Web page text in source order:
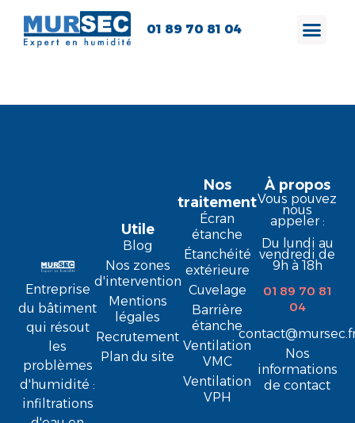
01 89 70 81 04
Entreprise
du bâtiment
qui résout
les
problèmes
d'humidité :
infiltrations
Nos
traitement
Écran
étanche
Étanchéité
extérieure
Cuvelage
Barrière
étanche
Ventilation
VMC
Ventilation
VPH
Utile
Blog
Nos zones
d'intervention
Mentions
légales
Recrutement
Plan du site
À propos
Vous pouvez
nous
appeler :
Du lundi au
vendredi de
9h à 18h
01 89 70 81
04
Nos
informations
de contact